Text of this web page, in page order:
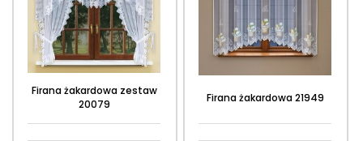
Firana żakardowa zestaw
20079
Firana żakardowa 21949